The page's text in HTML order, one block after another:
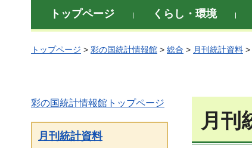
トップページ くらし・環境
トップページ > 彩の国統計情報館 > 総合 > 月刊統計資料 >
彩の国統計情報館トップページ
月刊統計資料
月刊